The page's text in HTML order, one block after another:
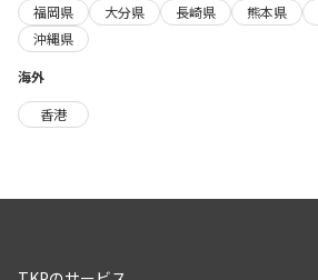
福岡県
大分県 長崎県 熊本県
沖縄県
海外
香港